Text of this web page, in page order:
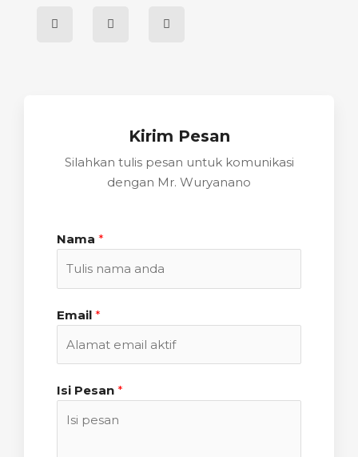
Kirim Pesan
Silahkan tulis pesan untuk komunikasi
dengan Mr. Wuryanano
Nama *
Email *
Isi Pesan *